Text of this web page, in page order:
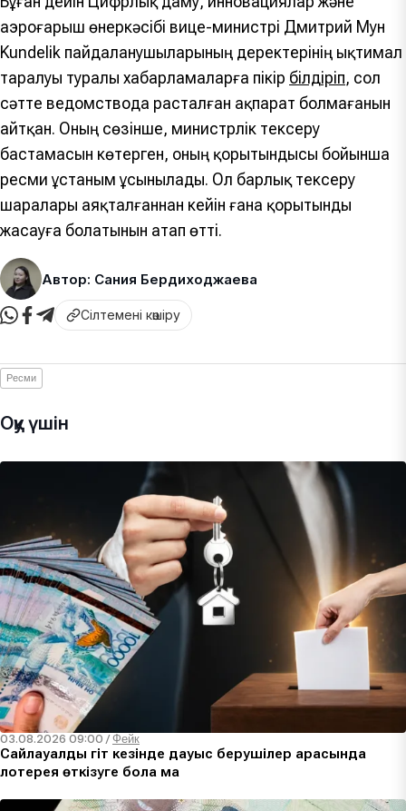
аэроғарыш өнеркәсібі вице-министрі Дмитрий Мун
Kundelik пайдаланушыларының деректерінің ықтимал
таралуы туралы хабарламаларға пікір білдіріп, сол
сәтте ведомствода расталған ақпарат болмағанын
айтқан. Оның сөзінше, министрлік тексеру
бастамасын көтерген, оның қорытындысы бойынша
ресми ұстаным ұсынылады. Ол барлық тексеру
шаралары аяқталғаннан кейін ғана қорытынды
жасауға болатынын атап өтті.
Автор: Сания Бердиходжаева
Сілтемені көшіру
Ресми
Оқу үшін
03.08.2026 09:00 /Фейк
Сайлауалды үгіт кезінде дауыс берушілер арасында
лотерея өткізуге бола ма